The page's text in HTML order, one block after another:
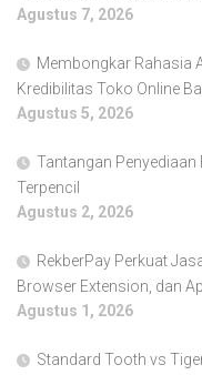
Agustus 7, 2026
Membongkar Rahasia
Kredibilitas Toko Online
Agustus 5, 2026
Tantangan
Terpencil
Agustus 2, 2026
RekberPay Perkuat
Browser Extension, dan
Agustus 1, 2026
Standard Tooth vs